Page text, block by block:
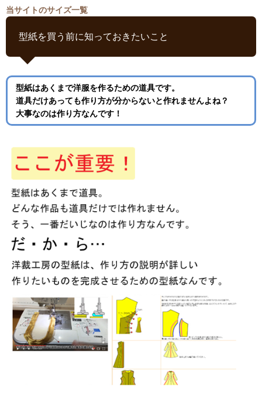
当サイトのサイズ一覧
型紙を買う前に知っておきたいこと
型紙はあくまで洋服を作るための道具です。
道具だけあっても作り方が分からないと作れませんよね？
大事なのは作り方なんです！